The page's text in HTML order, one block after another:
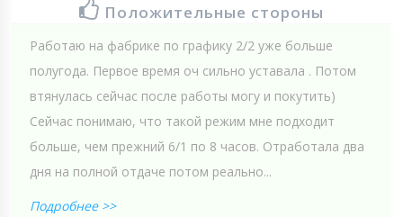
Положительные стороны
Работаю на фабрике по графику 2/2 уже больше
полугода. Первое время оч сильно уставала . Потом
втянулась сейчас после работы могу и покутить)
Сейчас понимаю, что такой режим мне подходит
больше, чем прежний 6/1 по 8 часов. Отработала два
дня на полной отдаче потом реально...
Подробнее >>